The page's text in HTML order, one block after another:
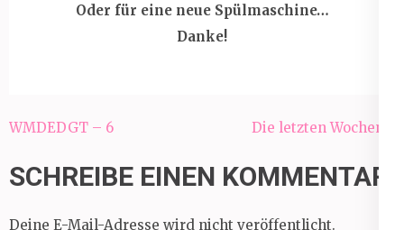
Oder für eine neue Spülmaschine…
Danke!
Beitragsnavigation
WMDEDGT – 6 Die letzten Wochen…
SCHREIBE EINEN KOMMENTAR
Deine E-Mail-Adresse wird nicht veröffentlicht.